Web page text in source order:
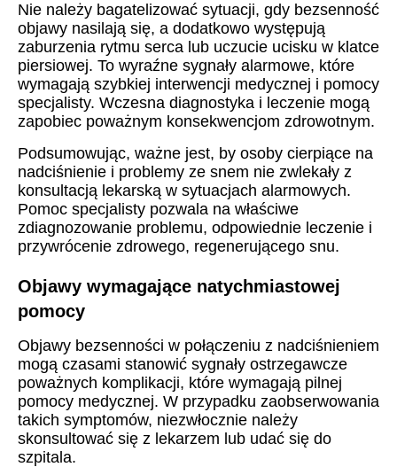
Nie należy bagatelizować sytuacji, gdy bezsenność
objawy nasilają się, a dodatkowo występują
zaburzenia rytmu serca lub uczucie ucisku w klatce
piersiowej. To wyraźne sygnały alarmowe, które
wymagają szybkiej interwencji medycznej i pomocy
specjalisty. Wczesna diagnostyka i leczenie mogą
zapobiec poważnym konsekwencjom zdrowotnym.
Podsumowując, ważne jest, by osoby cierpiące na
nadciśnienie i problemy ze snem nie zwlekały z
konsultacją lekarską w sytuacjach alarmowych.
Pomoc specjalisty pozwala na właściwe
zdiagnozowanie problemu, odpowiednie leczenie i
przywrócenie zdrowego, regenerującego snu.
Objawy wymagające natychmiastowej
pomocy
Objawy bezsenności w połączeniu z nadciśnieniem
mogą czasami stanowić sygnały ostrzegawcze
poważnych komplikacji, które wymagają pilnej
pomocy medycznej. W przypadku zaobserwowania
takich symptomów, niezwłocznie należy
skonsultować się z lekarzem lub udać się do
szpitala.